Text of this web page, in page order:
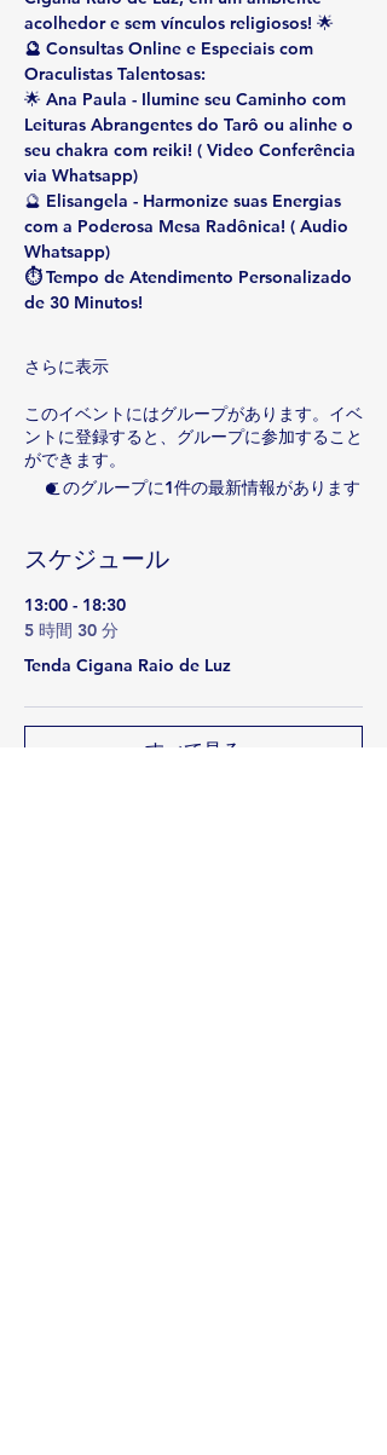
acolhedor e sem vínculos religiosos! 🌟
🔮 Consultas Online e Especiais com
Oraculistas Talentosas:
🌟 Ana Paula - Ilumine seu Caminho com
Leituras Abrangentes do Tarô ou alinhe o
seu chakra com reiki! ( Video Conferência
via Whatsapp)
🔮 Elisangela - Harmonize suas Energias
com a Poderosa Mesa Radônica! ( Audio
Whatsapp)
⏱ Tempo de Atendimento Personalizado
de 30 Minutos!
さらに表示
このイベントにはグループがあります。イベ
ントに登録すると、グループに参加すること
ができます。
このグループに1件の最新情報があります
スケジュール
13:00 - 18:30
5 時間 30 分
Tenda Cigana Raio de Luz
すべて見る